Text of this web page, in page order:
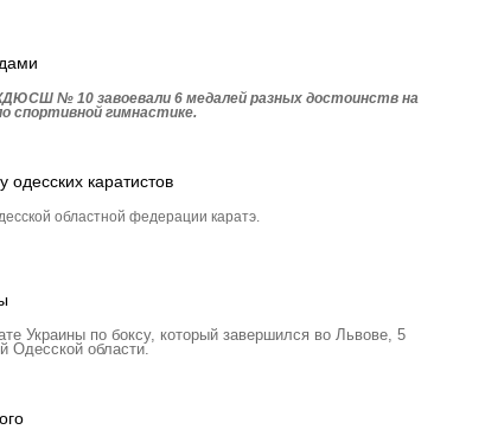
№ 10 завоевали 6 медалей разных достоинств на
спортивной гимнастике.
каратистов
областной федерации каратэ.
Украины по боксу, который завершился во Львове, 5
Одесской области.